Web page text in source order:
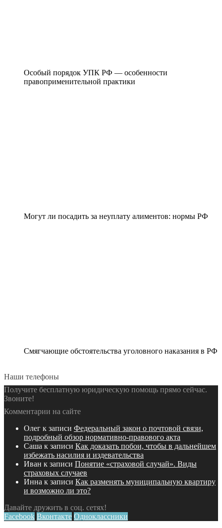
Особый порядок УПК РФ — особенности
правоприменительной практики
Могут ли посадить за неуплату алиментов: нормы РФ
Смягчающие обстоятельства уголовного наказания в РФ
Наши телефоны
Получите бесплатную юридическую помощь прямо сейчас.
Звоните!
Комментарии на сайте
Олег к записи Федеральный закон о почтовой связи,
подробный обзор нормативно-правового акта
Саша к записи Как доказать побои, чтобы в дальнейшем
избежать насилия и издевательства
Иван к записи Понятие «страховой случай». Виды
страховых случаев
Инна к записи Как разменять муниципальную квартиру
и возможно ли это?
Давайте дружить в соц. сетях!
Facebook Вконтакте Одноклассники